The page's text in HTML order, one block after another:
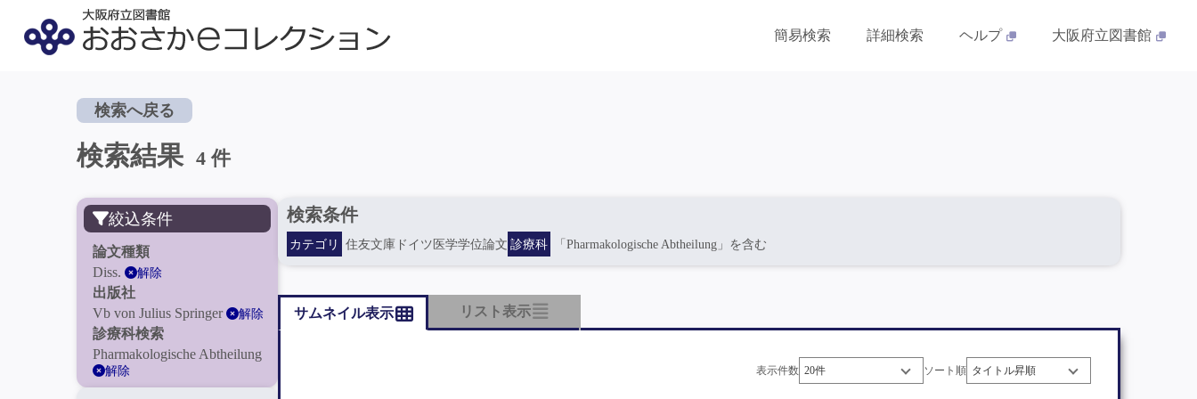
簡易検索 詳細検索 ヘルプ 大阪府立図書館
検索へ戻る
検索結果 4 件
絞込条件
論文種類
Diss.
解除
出版社
Vb von Julius Springer
解除
診療科検索
Pharmakologische Abtheilung
解除
検索条件
カテゴリ 住友文庫ドイツ医学学位論文 診療科 「Pharmakologische Abtheilung」を含む
サムネイル表示 リスト表示
表示件数 ソート順